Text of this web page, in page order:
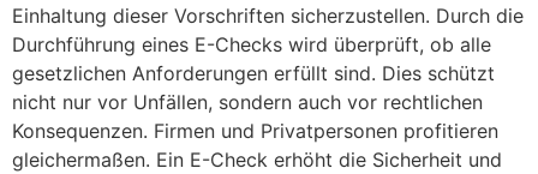
Einhaltung dieser Vorschriften sicherzustellen. Durch die
Durchführung eines E-Checks wird überprüft, ob alle
gesetzlichen Anforderungen erfüllt sind. Dies schützt
nicht nur vor Unfällen, sondern auch vor rechtlichen
Konsequenzen. Firmen und Privatpersonen profitieren
gleichermaßen. Ein E-Check erhöht die Sicherheit und